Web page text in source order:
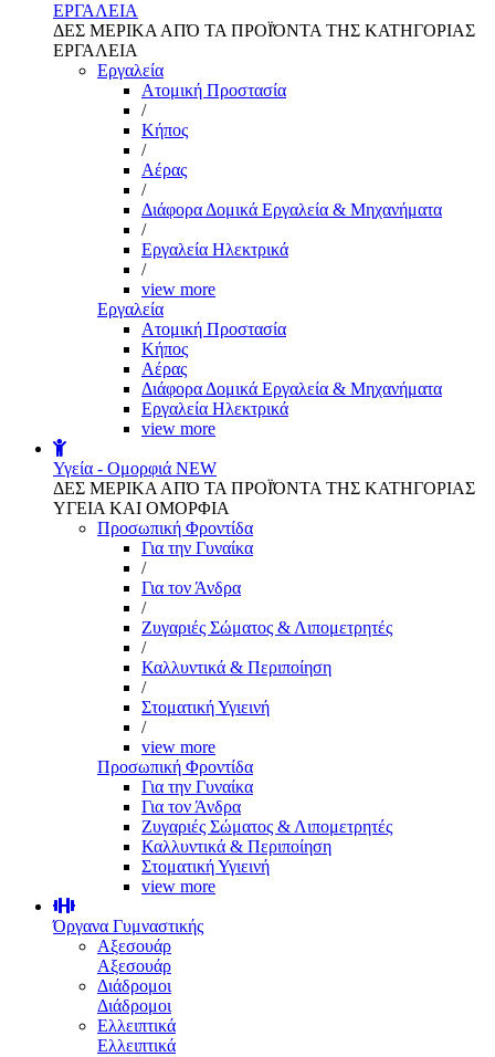
ΕΡΓΑΛΕΙΑ
ΔΕΣ ΜΕΡΙΚΑ ΑΠΌ ΤΑ ΠΡΟΪΌΝΤΑ ΤΗΣ ΚΑΤΗΓΟΡΙΑΣ
ΕΡΓΑΛΕΙΑ
Εργαλεία
Aτομική Προστασία
/
Kήπος
/
Αέρας
/
Διάφορα Δομικά Εργαλεία & Μηχανήματα
/
Εργαλεία Ηλεκτρικά
/
view more
Εργαλεία
Aτομική Προστασία
Kήπος
Αέρας
Διάφορα Δομικά Εργαλεία & Μηχανήματα
Εργαλεία Ηλεκτρικά
view more
Υγεία - Ομορφιά NEW
ΔΕΣ ΜΕΡΙΚΑ ΑΠΌ ΤΑ ΠΡΟΪΌΝΤΑ ΤΗΣ ΚΑΤΗΓΟΡΙΑΣ
ΥΓΕΙΑ ΚΑΙ ΟΜΟΡΦΙΑ
Προσωπική Φροντίδα
Για την Γυναίκα
/
Για τον Άνδρα
/
Ζυγαριές Σώματος & Λιπομετρητές
/
Καλλυντικά & Περιποίηση
/
Στοματική Υγιεινή
/
view more
Προσωπική Φροντίδα
Για την Γυναίκα
Για τον Άνδρα
Ζυγαριές Σώματος & Λιπομετρητές
Καλλυντικά & Περιποίηση
Στοματική Υγιεινή
view more
Όργανα Γυμναστικής
Αξεσουάρ
Αξεσουάρ
Διάδρομοι
Διάδρομοι
Ελλειπτικά
Ελλειπτικά